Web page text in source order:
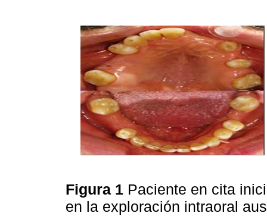
Figura 1 Paciente en cita
en la exploración intraoral